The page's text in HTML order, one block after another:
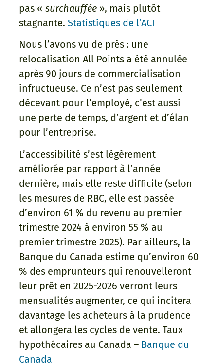
pas « surchauffée », mais plutôt
stagnante. Statistiques de l’ACI
Nous l’avons vu de près : une
relocalisation All Points a été annulée
après 90 jours de commercialisation
infructueuse. Ce n’est pas seulement
décevant pour l’employé, c’est aussi
une perte de temps, d’argent et d’élan
pour l’entreprise.
L’accessibilité s’est légèrement
améliorée par rapport à l’année
dernière, mais elle reste difficile (selon
les mesures de RBC, elle est passée
d’environ 61 % du revenu au premier
trimestre 2024 à environ 55 % au
premier trimestre 2025). Par ailleurs, la
Banque du Canada estime qu’environ 60
% des emprunteurs qui renouvelleront
leur prêt en 2025-2026 verront leurs
mensualités augmenter, ce qui incitera
davantage les acheteurs à la prudence
et allongera les cycles de vente. Taux
hypothécaires au Canada – Banque du
Canada